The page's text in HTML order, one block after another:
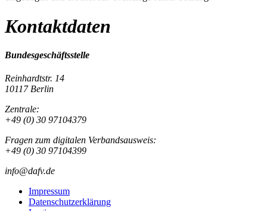
Kontaktdaten
Bundesgeschäftsstelle
Reinhardtstr. 14
10117 Berlin
Zentrale:
+49 (0) 30 97104379
Fragen zum digitalen Verbandsausweis:
+49 (0) 30 97104399
info@dafv.de
Impressum
Datenschutzerklärung